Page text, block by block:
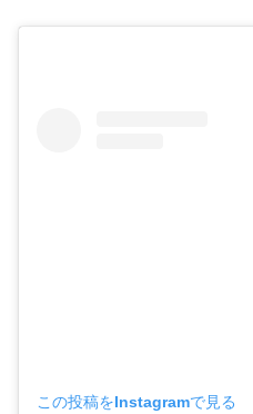
この投稿をInstagramで見る